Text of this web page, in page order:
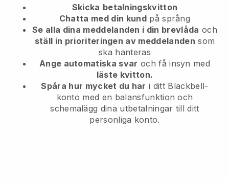
Skicka betalningskvitton
Chatta med din kundpå språng
Se alla dina meddelanden i din brevlåda och
ställ in prioriteringen av meddelanden som
ska hanteras
Ange automatiska svar och få insyn med
läste kvitton.
Spåra hur mycket du har i ditt Blackbell-
konto med en balansfunktion och
schemalägg dina utbetalningar till ditt
personliga konto.